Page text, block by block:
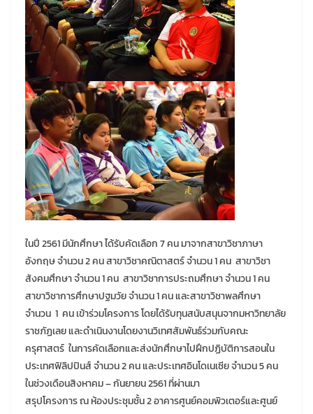
ในปี 2561 มีนักศึกษา ได้รับคัดเลือก 7 คน มาจากสาขาวิชาภาษา
อังกฤษ จำนวน 2 คน สาขาวิชาคณิตาสตร์ จำนวน 1 คน สาขาวิชา
สังคมศึกษา จำนวน 1 คน สาขาวิชาการประถมศึกษา จำนวน 1 คน
สาขาวิชาการศึกษาปฐมวัย จำนวน 1 คน และสาขาวิชาพลศึกษา
จำนวน 1 คน เข้าร่วมโครงการ โดยได้รับทุนสนับสนุนจากมหาวิทยาลัย
ราชภัฏเลย และดำเนินงานโดยงานวิเทศสัมพันธ์ร่วมกับคณะ
ครุศาสตร์ ในการคัดเลือกและส่งนักศึกษาไปฝึกปฏิบัติการสอนใน
ประเทศฟิลิปปินส์ จำนวน 2 คน และประเทศอินโดเนเซีย จำนวน 5 คน
ในช่วงเดือนสิงหาคม – กันยายน 2561 ที่ผ่านมา
สรุปโครงการ ณ ห้องประชุมชั้น 2 อาคารศูนย์คอมพิวเตอร์และศูนย์